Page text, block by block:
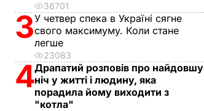
36701
3У четвер спека в Україні сягне
свого максимуму. Коли стане
легше
23083
4Драпатий розповів про найдовшу
ніч у житті і людину, яка
порадила йому виходити з
"котла"